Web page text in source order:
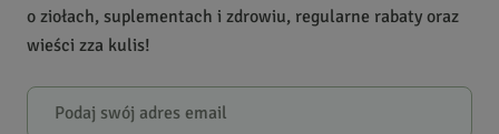
Powiadomienie
W naszej witrynie opinie mogą dodawać tylko osoby,
o ziołach, suplementach i zdrowiu, regularne rabaty oraz
wieści zza kulis!